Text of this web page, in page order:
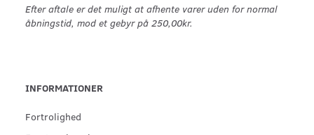
Efter aftale er det muligt at afhente varer uden for normal
åbningstid, mod et gebyr på 250,00kr.
INFORMATIONER
Fortrolighed